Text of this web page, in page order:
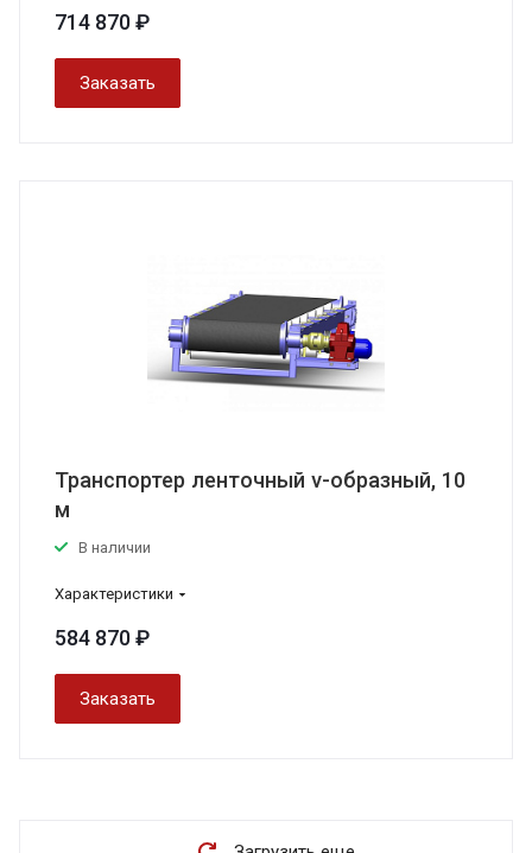
714 870 ₽
Заказать
Транспортер ленточный v-образный, 10
м
В наличии
Характеристики
584 870 ₽
Заказать